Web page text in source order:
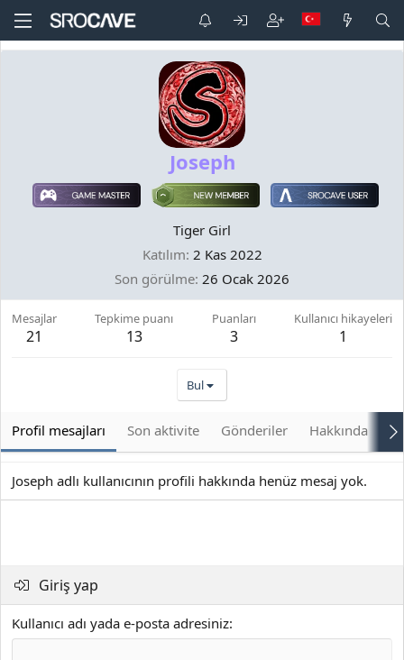
Joseph
Tiger Girl
Katılım 2 Kas 2022
Son görülme 26 Ocak 2026
Mesajlar
21
Tepkime puanı
13
Puanları
3
Kullanıcı hikayeleri
1
Bul
Profil mesajları Son aktivite Gönderiler Hakkında
Joseph adlı kullanıcının profili hakkında henüz mesaj yok.
Giriş yap
Kullanıcı adı yada e-posta adresiniz